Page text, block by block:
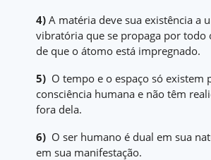
4) A matéria deve sua existência a
vibratória que se propaga por todo
de que o átomo está impregnado.
5) O tempo e o espaço só existem
consciência humana e não têm
fora dela.
6) O ser humano é dual em sua
em sua manifestação.